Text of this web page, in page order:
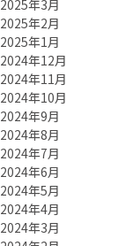
2025年3月
2025年2月
2025年1月
2024年12月
2024年11月
2024年10月
2024年9月
2024年8月
2024年7月
2024年6月
2024年5月
2024年4月
2024年3月